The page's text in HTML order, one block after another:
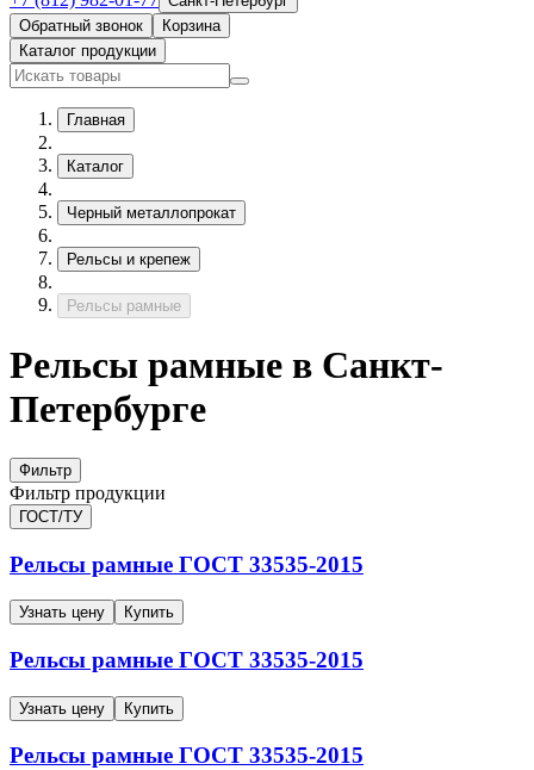
Обратный звонок
Корзина
Каталог продукции
Главная
Каталог
Черный металлопрокат
Рельсы и крепеж
Рельсы рамные
Рельсы рамные в Санкт-
Петербурге
Фильтр
Фильтр продукции
ГОСТ/ТУ
Рельсы рамные ГОСТ 33535-2015
Узнать цену Купить
Рельсы рамные ГОСТ 33535-2015
Узнать цену Купить
Рельсы рамные ГОСТ 33535-2015